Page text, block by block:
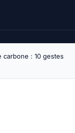
carbone : 10 gestes